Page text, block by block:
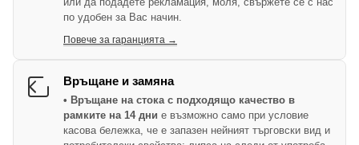
по удобен за Вас начин.
Повече за гаранцията →
Връщане и замяна
• Връщане на стока с подходящо качество в
рамките на 14 дни е възможно само при условие
касова бележка, че е запазен нейният търговски вид и